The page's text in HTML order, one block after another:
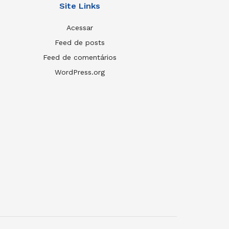
Site Links
Acessar
Feed de posts
Feed de comentários
WordPress.org